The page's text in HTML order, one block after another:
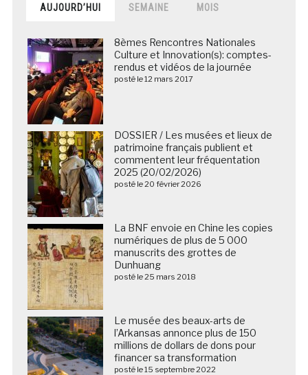
AUJOURD’HUI SEMAINE MOIS
8èmes Rencontres Nationales
Culture et Innovation(s): comptes-
rendus et vidéos de la journée
posté le 12 mars 2017
DOSSIER / Les musées et lieux de
patrimoine français publient et
commentent leur fréquentation
2025 (20/02/2026)
posté le 20 février 2026
La BNF envoie en Chine les copies
numériques de plus de 5 000
manuscrits des grottes de
Dunhuang
posté le 25 mars 2018
Le musée des beaux-arts de
l’Arkansas annonce plus de 150
millions de dollars de dons pour
financer sa transformation
posté le 15 septembre 2022